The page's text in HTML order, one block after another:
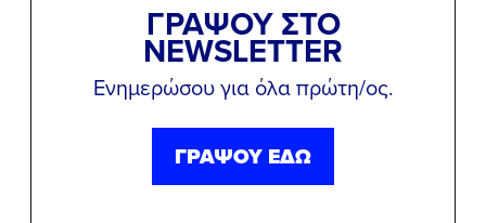
ΓΡΑΨΟΥ ΣΤΟ
NEWSLETTER
Ενημερώσου για όλα πρώτη/ος.
ΓΡΑΨΟΥ ΕΔΩ